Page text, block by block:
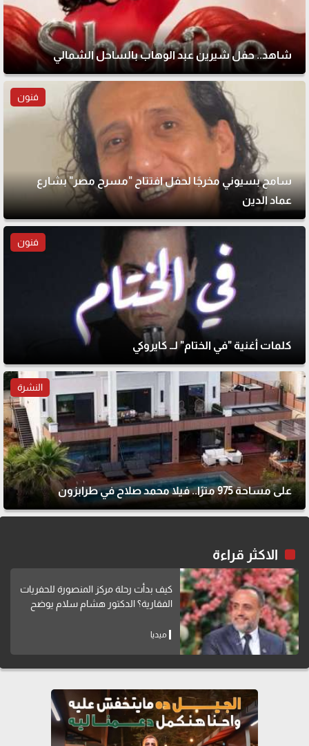
شاهد.. حفل شيرين عبد الوهاب بالساحل الشمالي
فنون
سامح بسيوني مخرجًا لحفل افتتاح "مسرح مصر" بشارع
عماد الدين
فنون
كلمات أغنية "في الختام" لــ كايروكي
النشرة
على مساحة 975 مترًا.. فيلا محمد صلاح في طرابزون
الاكثر قراءة
كيف بدأت رحلة مركز المنصورة للحفريات
الفقارية؟ الدكتور هشام سلام يوضح
ميديا